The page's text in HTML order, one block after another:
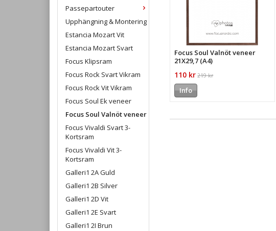
Passepartouter
Upphängning & Montering
Estancia Mozart Vit
Estancia Mozart Svart
Focus Klipsram
Focus Rock Svart Vikram
Focus Rock Vit Vikram
Focus Soul Ek veneer
Focus Soul Valnöt veneer
Focus Vivaldi Svart 3-
Kortsram
Focus Vivaldi Vit 3-
Kortsram
Galleri1 2A Guld
Galleri1 2B Silver
Galleri1 2D Vit
Galleri1 2E Svart
Galleri1 2I Brun
Focus Soul Valnöt veneer
21X29,7 (A4)
110 kr 219 kr
Info